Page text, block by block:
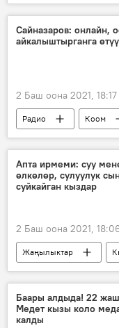
Азия
Дүйнөдө
Акжол Махмудов
күрөш
жеңиш
2021-жылы Токиодо
Сайназаров: онлайн,
айкалыштырганга
2 Баш оона 2021, 18:17
Радио Коом
Кеңешбек Сайназаров
Апта ирмеми: суу
өлкөлөр, сулуулук
суйкайган кыздар
2 Баш оона 2021,
Жаңылыктар
Дүйнөдө
Спорт
Мультимедиа
Сүрөт
Сүрөт
Баары алдыда! 22
Медет кызы коло
калды